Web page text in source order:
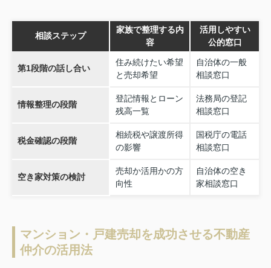
相談ステップ
家族で整理する内
容
活用しやすい
公的窓口
第1段階の話し合い
住み続けたい希望
と売却希望
自治体の一般
相談窓口
情報整理の段階
登記情報とローン
残高一覧
法務局の登記
相談窓口
税金確認の段階
相続税や譲渡所得
の影響
国税庁の電話
相談窓口
空き家対策の検討
売却か活用かの方
向性
自治体の空き
家相談窓口
マンション・戸建売却を成功させる不動産
仲介の活用法